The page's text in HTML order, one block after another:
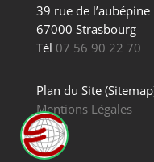
39 rue de l’aubépine
67000 Strasbourg
Tél 07 56 90 22 70
Plan du Site
Mentions Légales
RGPD
CGU